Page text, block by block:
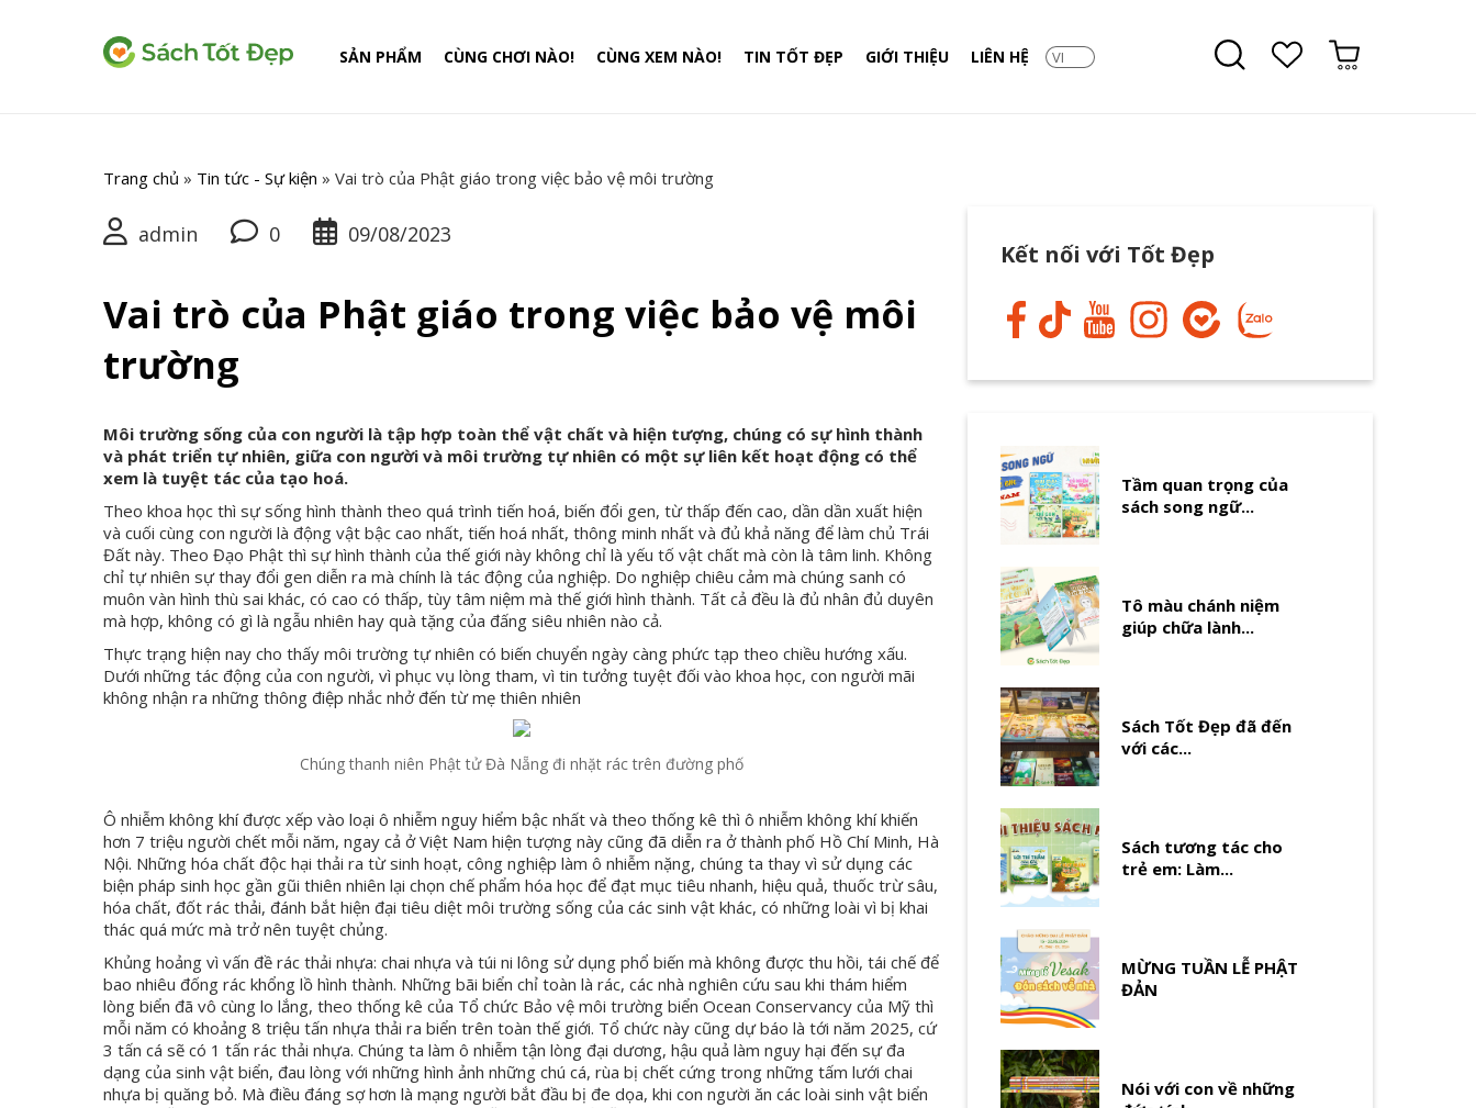
SẢN PHẨM CÙNG CHƠI NÀO! CÙNG XEM NÀO! TIN TỐT ĐẸP GIỚI THIỆU LIÊN HỆ
Trang chủ » Tin tức - Sự kiện » Vai trò của Phật giáo trong việc bảo vệ môi trường
admin 0 09/08/2023
Vai trò của Phật giáo trong việc bảo vệ môi
trường
Môi trường sống của con người là tập hợp toàn thể vật chất và hiện tượng, chúng có sự hình thành
và phát triển tự nhiên, giữa con người và môi trường tự nhiên có một sự liên kết hoạt động có thể
xem là tuyệt tác của tạo hoá.
Theo khoa học thì sự sống hình thành theo quá trình tiến hoá, biến đổi gen, từ thấp đến cao, dần dần xuất hiện
và cuối cùng con người là động vật bậc cao nhất, tiến hoá nhất, thông minh nhất và đủ khả năng để làm chủ Trái
Đất này. Theo Đạo Phật thì sự hình thành của thế giới này không chỉ là yếu tố vật chất mà còn là tâm linh. Không
chỉ tự nhiên sự thay đổi gen diễn ra mà chính là tác động của nghiệp. Do nghiệp chiêu cảm mà chúng sanh có
muôn vàn hình thù sai khác, có cao có thấp, tùy tâm niệm mà thế giới hình thành. Tất cả đều là đủ nhân đủ duyên
mà hợp, không có gì là ngẫu nhiên hay quà tặng của đấng siêu nhiên nào cả.
Thực trạng hiện nay cho thấy môi trường tự nhiên có biến chuyển ngày càng phức tạp theo chiều hướng xấu.
Dưới những tác động của con người, vì phục vụ lòng tham, vì tin tưởng tuyệt đối vào khoa học, con người mãi
không nhận ra những thông điệp nhắc nhở đến từ mẹ thiên nhiên
Chúng thanh niên Phật tử Đà Nẵng đi nhặt rác trên đường phố
Ô nhiễm không khí được xếp vào loại ô nhiễm nguy hiểm bậc nhất và theo thống kê thì ô nhiễm không khí khiến
hơn 7 triệu người chết mỗi năm, ngay cả ở Việt Nam hiện tượng này cũng đã diễn ra ở thành phố Hồ Chí Minh, Hà
Nội. Những hóa chất độc hại thải ra từ sinh hoạt, công nghiệp làm ô nhiễm nặng, chúng ta thay vì sử dụng các
biện pháp sinh học gần gũi thiên nhiên lại chọn chế phẩm hóa học để đạt mục tiêu nhanh, hiệu quả, thuốc trừ sâu,
hóa chất, đốt rác thải, đánh bắt hiện đại tiêu diệt môi trường sống của các sinh vật khác, có những loài vì bị khai
thác quá mức mà trở nên tuyệt chủng.
Khủng hoảng vì vấn đề rác thải nhựa: chai nhựa và túi ni lông sử dụng phổ biến mà không được thu hồi, tái chế để
bao nhiêu đống rác khổng lồ hình thành. Những bãi biển chỉ toàn là rác, các nhà nghiên cứu sau khi thám hiểm
lòng biển đã vô cùng lo lắng, theo thống kê của Tổ chức Bảo vệ môi trường biển Ocean Conservancy của Mỹ thì
mỗi năm có khoảng 8 triệu tấn nhựa thải ra biển trên toàn thế giới. Tổ chức này cũng dự báo là tới năm 2025, cứ
3 tấn cá sẽ có 1 tấn rác thải nhựa. Chúng ta làm ô nhiễm tận lòng đại dương, hậu quả làm nguy hại đến sự đa
dạng của sinh vật biển, đau lòng với những hình ảnh những chú cá, rùa bị chết cứng trong những tấm lưới chai
nhựa bị quăng bỏ. Mà điều đáng sợ hơn là mạng người bắt đầu bị đe dọa, khi con người ăn các loài sinh vật biển
Kết nối với Tốt Đẹp
Tầm quan trọng của
sách song ngữ...
Tô màu chánh niệm
giúp chữa lành...
Sách Tốt Đẹp đã đến
với các...
Sách tương tác cho
trẻ em: Làm...
MỪNG TUẦN LỄ PHẬT
ĐẢN
Nói với con về những